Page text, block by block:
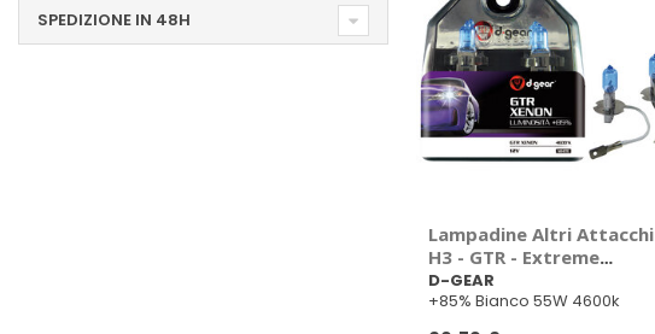
Lampadine Altri Attacchi
H3 - GTR - Extreme
White - D-GEAR
D-GEAR
+85% Bianco 55W 4600k
SPEDIZIONE IN 48H